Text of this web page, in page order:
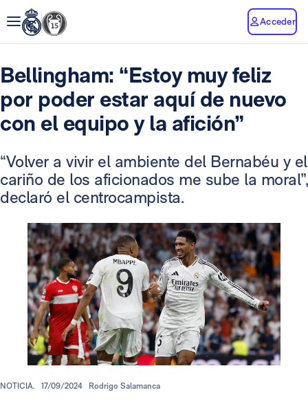
Acceder
Bellingham: “Estoy muy feliz
por poder estar aquí de nuevo
con el equipo y la afición”
“Volver a vivir el ambiente del Bernabéu y el
cariño de los aficionados me sube la moral”,
declaró el centrocampista.
NOTICIA. 17/09/2024 Rodrigo Salamanca